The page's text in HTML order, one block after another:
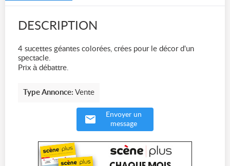
DESCRIPTION
4 sucettes géantes colorées, crées pour le décor d'un
spectacle.
Prix à débattre.
Type Annonce: Vente
Envoyer un
message